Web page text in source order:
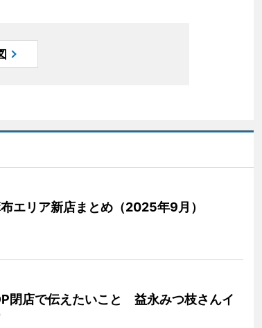
エリア新店まとめ（2025年9月）
閉店で伝えたいこと 益永みつ枝さんイ